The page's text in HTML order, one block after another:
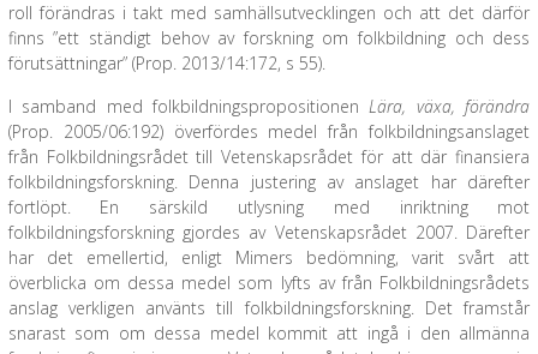
roll förändras i takt med samhällsutvecklingen och att det därför
finns ”ett ständigt behov av forskning om folkbildning och dess
förutsättningar” (Prop. 2013/14:172, s 55).
I samband med folkbildningspropositionenLära, växa, förändra
(Prop. 2005/06:192) överfördes medel från folkbildningsanslaget
från Folkbildningsrådet till Vetenskapsrådet för att där finansiera
folkbildningsforskning. Denna justering av anslaget har därefter
fortlöpt. En särskild utlysning med inriktning mot
folkbildningsforskning gjordes av Vetenskapsrådet 2007. Därefter
har det emellertid, enligt Mimers bedömning, varit svårt att
överblicka om dessa medel som lyfts av från Folkbildningsrådets
anslag verkligen använts till folkbildningsforskning. Det framstår
snarast som om dessa medel kommit att ingå i den allmänna